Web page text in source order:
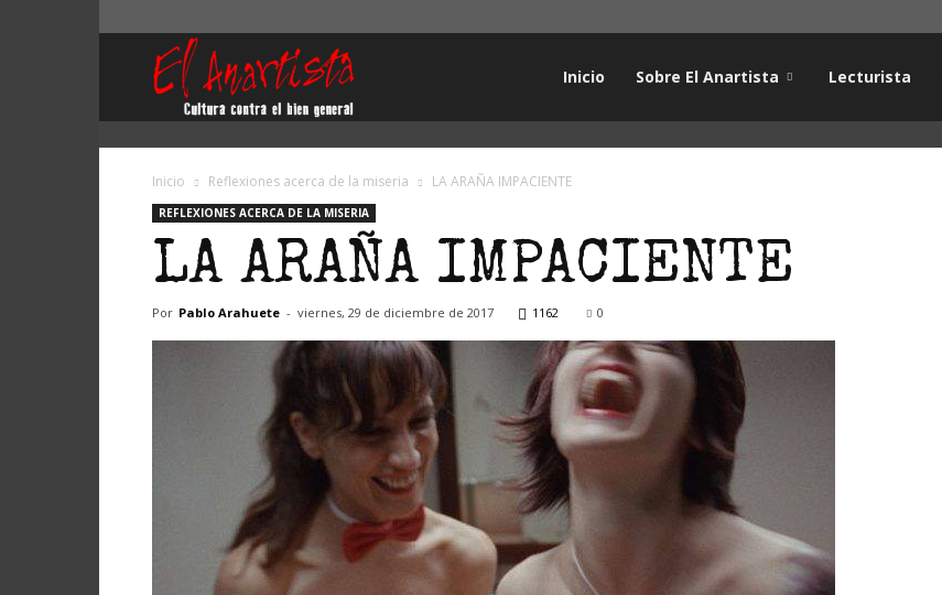
Inicio Sobre El Anartista Lecturista
Inicio Reflexiones acerca de la miseria LA ARAÑA IMPACIENTE
REFLEXIONES ACERCA DE LA MISERIA
LA ARAÑA IMPACIENTE
Por Pablo Arahuete - viernes, 29 de diciembre de 2017 1162 0